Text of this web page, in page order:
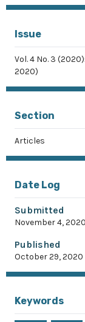
Issue
Vol. 4 No. 3
2020)
Section
Articles
Date Log
Submitted
November 4, 2020
Published
October 29, 2020
Keywords